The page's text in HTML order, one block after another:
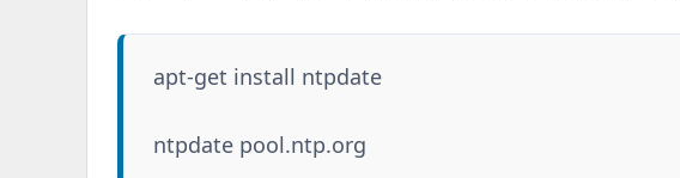
apt-get install ntpdate
ntpdate pool.ntp.org